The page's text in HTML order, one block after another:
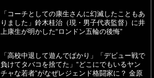
「コーチとしての康生さんに幻滅したこともあ
りました」鈴木桂治（現・男子代表監督）に井
上康生が明かした“ロンドン五輪の後悔”
「高校中退して遊んでばかり」「デビュー戦で
負けてタバコを捨てた」“どこにでもいるヤン
チャな若者”がなぜレジェンド格闘家に？ 金原